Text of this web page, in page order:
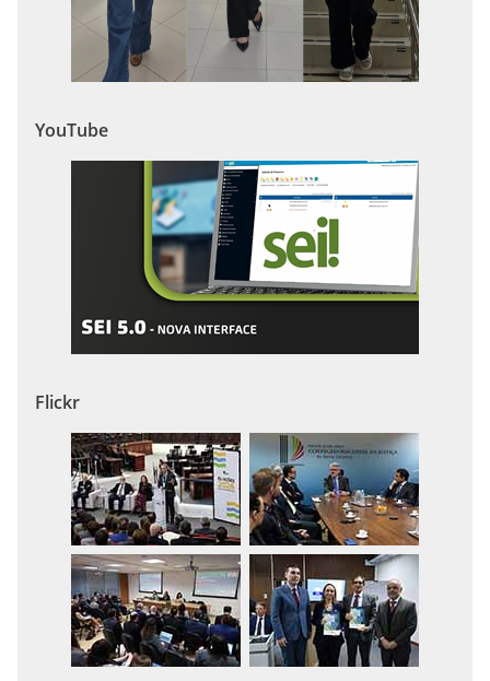
YouTube
Flickr